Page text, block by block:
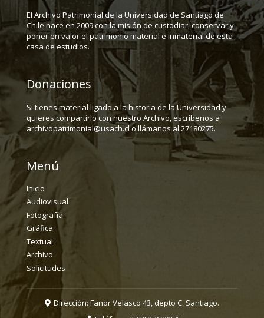
El Archivo Patrimonial de la Universidad de Santiago de
Chile nace en 2009 con la misión de custodiar, conservar y
poner en valor el patrimonio material e inmaterial de esta
casa de estudios.
Donaciones
Si tienes material ligado a la historia de la Universidad y
quieres compartirlo con nuestro Archivo, escríbenos a
archivopatrimonial@usach.cl o llámanos al 27180275.
Menú
Inicio
Audiovisual
Fotografía
Gráfica
Textual
Archivo
Solicitudes
Dirección: Fanor Velasco 43, depto C. Santiago.